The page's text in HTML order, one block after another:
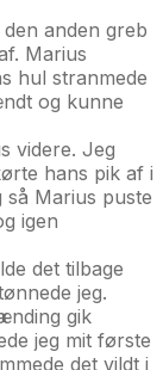
anden greb
Marius
hul stranmede
og kunne
videre. Jeg
hans pik af i
så Marius puste
igen
det tilbage
jeg.
gik
jeg mit første
det vildt i